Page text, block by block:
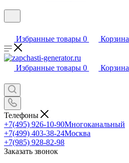
Избранные товары 0 Корзина
Избранные товары 0 Корзина
Телефоны
+7(495) 926-10-90Многоканальный
+7(499) 403-38-24Москва
+7(985) 928-82-98
Заказать звонок